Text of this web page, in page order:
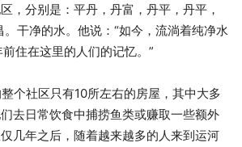
，分别是：平丹，丹富，丹平，丹平，
。干净的水。他说：“如今，流淌着纯净水
住在这里的人们的记忆。”
个社区只有10所左右的房屋，其中大多
去日常饮食中捕捞鱼类或赚取一些额外
几年之后，随着越来越多的人来到运河